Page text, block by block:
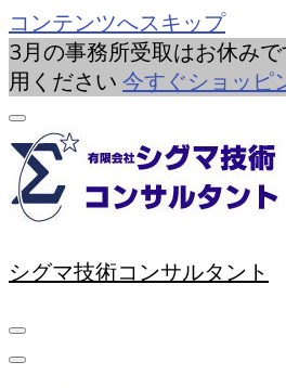
コンテンツへスキップ
3月の事務所受取はお休み
用ください 今すぐショッピ
シグマ技術コンサルタント